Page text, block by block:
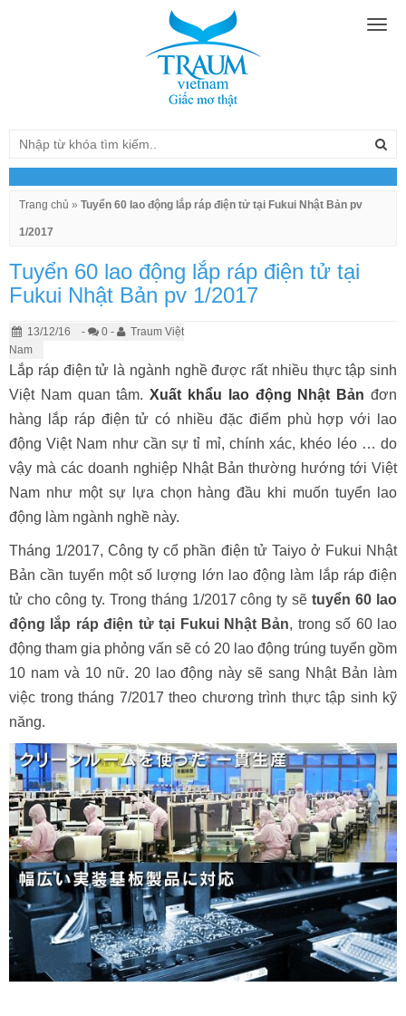
Trang chủ » Tuyển 60 lao động lắp ráp điện tử tại Fukui Nhật Bản pv
1/2017
Tuyển 60 lao động lắp ráp điện tử tại
Fukui Nhật Bản pv 1/2017
13/12/16 - 0 -
Traum Việt
Nam
Lắp ráp điện tử là ngành nghề được rất nhiều thực tập sinh
Việt Nam quan tâm. Xuất khẩu lao động Nhật Bản đơn
hàng lắp ráp điện tử có nhiều đặc điểm phù hợp với lao
động Việt Nam như cần sự tỉ mỉ, chính xác, khéo léo … do
vậy mà các doanh nghiệp Nhật Bản thường hướng tới Việt
Nam như một sự lựa chọn hàng đầu khi muốn tuyển lao
động làm ngành nghề này.
Tháng 1/2017, Công ty cổ phần điện tử Taiyo ở Fukui Nhật
Bản cần tuyển một số lượng lớn lao động làm lắp ráp điện
tử cho công ty. Trong tháng 1/2017 công ty sẽtuyển 60 lao
động lắp ráp điện tử tại Fukui Nhật Bản, trong số 60 lao
động tham gia phỏng vấn sẽ có 20 lao động trúng tuyển gồm
10 nam và 10 nữ. 20 lao động này sẽ sang Nhật Bản làm
việc trong tháng 7/2017 theo chương trình thực tập sinh kỹ
năng.